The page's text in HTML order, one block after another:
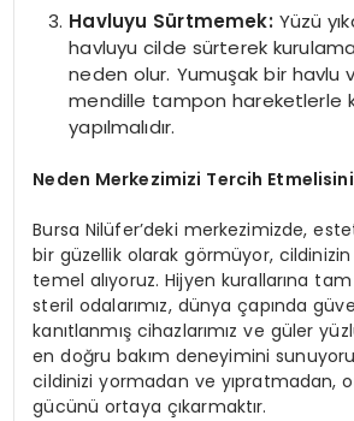
Havluyu Sürtmemek: Yüzü
havluyu cilde sürterek
neden olur. Yumuşak bir havlu
mendille tampon hareketlerle
yapılmalıdır.
Neden Merkezimizi Tercih
Bursa Nilüfer’deki merkezimizde,
bir güzellik olarak görmüyor, cildinizin
temel alıyoruz. Hijyen kurallarına
steril odalarımız, dünya çapında
kanıtlanmış cihazlarımız ve güler
en doğru bakım deneyimini
cildinizi yormadan ve yıpratmadan,
gücünü ortaya çıkarmaktır.